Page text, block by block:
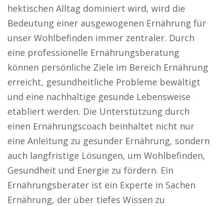
hektischen Alltag dominiert wird, wird die
Bedeutung einer ausgewogenen Ernährung für
unser Wohlbefinden immer zentraler. Durch
eine professionelle Ernährungsberatung
können persönliche Ziele im Bereich Ernährung
erreicht, gesundheitliche Probleme bewältigt
und eine nachhaltige gesunde Lebensweise
etabliert werden. Die Unterstützung durch
einen Ernährungscoach beinhaltet nicht nur
eine Anleitung zu gesunder Ernährung, sondern
auch langfristige Lösungen, um Wohlbefinden,
Gesundheit und Energie zu fördern. Ein
Ernährungsberater ist ein Experte in Sachen
Ernährung, der über tiefes Wissen zu